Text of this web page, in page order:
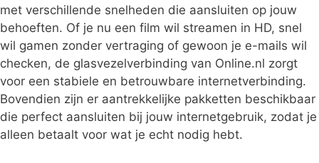
met verschillende snelheden die aansluiten op jouw
behoeften. Of je nu een film wil streamen in HD, snel
wil gamen zonder vertraging of gewoon je e-mails wil
checken, de glasvezelverbinding van Online.nl zorgt
voor een stabiele en betrouwbare internetverbinding.
Bovendien zijn er aantrekkelijke pakketten beschikbaar
die perfect aansluiten bij jouw internetgebruik, zodat je
alleen betaalt voor wat je echt nodig hebt.